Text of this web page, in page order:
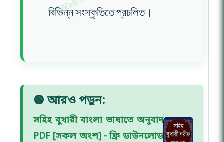
বিভিন্ন সংস্কৃতিতে প্রচলিত।
🟢 আরও পড়ুন:
সহিহ বুখারী বাংলা ভাষাতে অনুবাদ
PDF [সকল অংশ] - ফ্রি ডাউনলোড